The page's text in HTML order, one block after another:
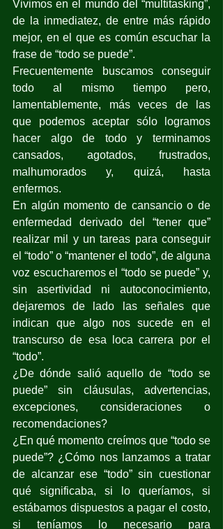
Vivimos en el mundo del “multitasking”,
de la inmediatez, de entre más rápido
mejor, en el que es común escuchar la
frase de “todo se puede”.
Frecuentemente buscamos conseguir
todo al mismo tiempo pero,
lamentablemente, más veces de las
que podemos aceptar sólo logramos
hacer algo de todo y terminamos
cansados, agotados, frustrados,
malhumorados y, quizá, hasta
enfermos.
En algún momento de cansancio o de
enfermedad derivado del “tener que”
realizar mil y un tareas para conseguir
el “todo” o “mantener el todo”, de alguna
voz escucharemos el “todo se puede” y,
sin asertividad ni autoconocimiento,
dejaremos de lado las señales que
indican que algo nos sucede en el
transcurso de esa loca carrera por el
“todo”.
¿De dónde salió aquello de “todo se
puede” sin cláusulas, advertencias,
excepciones, consideraciones o
recomendaciones?
¿En qué momento creímos que “todo se
puede”? ¿Cómo nos lanzamos a tratar
de alcanzar ese “todo” sin cuestionar
qué significaba, si lo queríamos, si
estábamos dispuestos a pagar el costo,
si teníamos lo necesario para